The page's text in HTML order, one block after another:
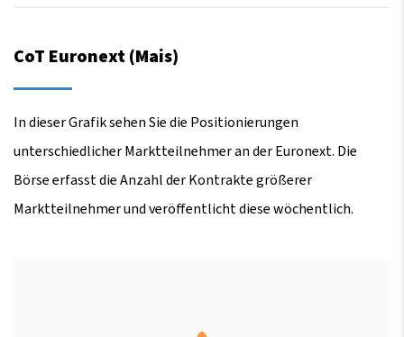
CoT Euronext (Mais)
In dieser Grafik sehen Sie die Positionierungen
unterschiedlicher Marktteilnehmer an der Euronext. Die
Börse erfasst die Anzahl der Kontrakte größerer
Marktteilnehmer und veröffentlicht diese wöchentlich.